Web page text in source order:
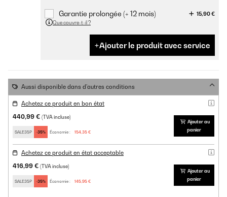
Garantie prolongée (+ 12 mois)
15,90 €
Que couvre-t-il ?
Ajouter le produit avec service
Aussi disponible dans d'autres conditions
Achetez ce produit en bon état
440,99 € (TVA incluse)
SALE35P -35% Économie : 154,35 €
Ajouter au
panier
Achetez ce produit en état acceptable
416,99 € (TVA incluse)
SALE35P -35% Économie : 145,95 €
Ajouter au
panier